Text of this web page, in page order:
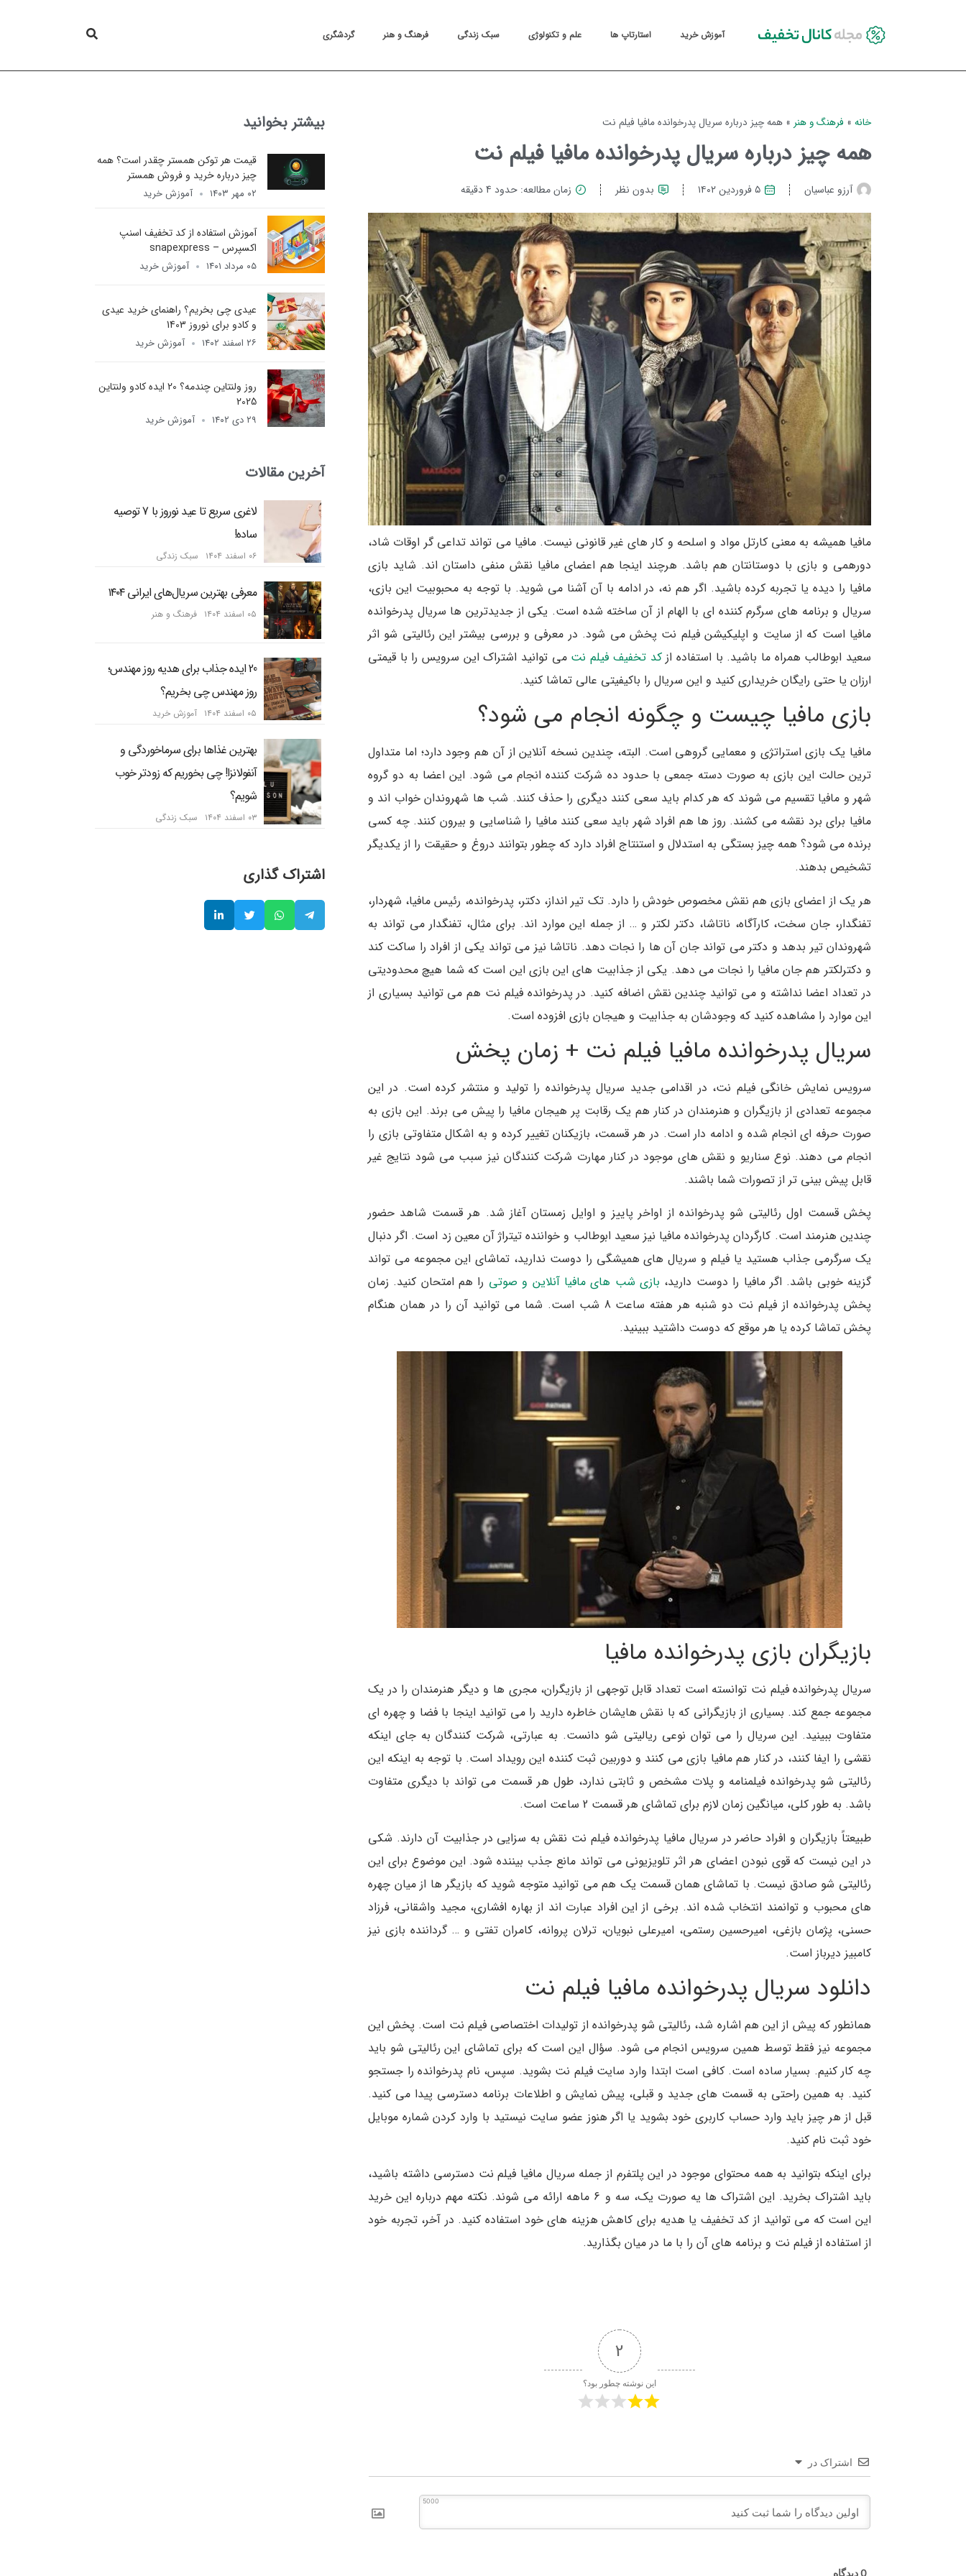
آموزش خرید استارتاپ ها علم و تکنولوژی سبک زندگی فرهنگ و هنر گردشگری
خانه » فرهنگ و هنر » همه چیز درباره سریال پدرخوانده مافیا فیلم نت
همه چیز درباره سریال پدرخوانده مافیا فیلم نت
آرزو عباسیان ۵ فروردین ۱۴۰۲ بدون نظر زمان مطالعه: حدود 4 دقیقه
مافیا همیشه به معنی کارتل مواد و اسلحه و کار های غیر قانونی نیست. مافیا می تواند تداعی گر اوقات شاد،
دورهمی و بازی با دوستانتان هم باشد. هرچند اینجا هم اعضای مافیا نقش منفی داستان اند. شاید بازی
مافیا را دیده یا تجربه کرده باشید. اگر هم نه، در ادامه با آن آشنا می شوید. با توجه به محبوبیت این بازی،
سریال و برنامه های سرگرم کننده ای با الهام از آن ساخته شده است. یکی از جدیدترین ها سریال پدرخوانده
مافیا است که از سایت و اپلیکیشن فیلم نت پخش می شود. در معرفی و بررسی بیشتر این رئالیتی شو اثر
سعید ابوطالب همراه ما باشید. با استفاده ازکد تخفیف فیلم نت می توانید اشتراک این سرویس را با قیمتی
ارزان یا حتی رایگان خریداری کنید و این سریال را باکیفیتی عالی تماشا کنید.
بازی مافیا چیست و چگونه انجام می شود؟
مافیا یک بازی استراتژی و معمایی گروهی است. البته، چندین نسخه آنلاین از آن هم وجود دارد؛ اما متداول
ترین حالت این بازی به صورت دسته جمعی با حدود ده شرکت کننده انجام می شود. این اعضا به دو گروه
شهر و مافیا تقسیم می شوند که هر کدام باید سعی کنند دیگری را حذف کنند. شب ها شهروندان خواب اند و
مافیا برای برد نقشه می کشند. روز ها هم افراد شهر باید سعی کنند مافیا را شناسایی و بیرون کنند. چه کسی
برنده می شود؟ همه چیز بستگی به استدلال و استنتاج افراد دارد که چطور بتوانند دروغ و حقیقت را از یکدیگر
تشخیص بدهند.
هر یک از اعضای بازی هم نقش مخصوص خودش را دارد. تک تیر انداز، دکتر، پدرخوانده، رئیس مافیا، شهردار،
تفنگدار، جان سخت، کارآگاه، ناتاشا، دکتر لکتر و … از جمله این موارد اند. برای مثال، تفنگدار می تواند به
شهروندان تیر بدهد و دکتر می تواند جان آن ها را نجات دهد. ناتاشا نیز می تواند یکی از افراد را ساکت کند
و دکترلکتر هم جان مافیا را نجات می دهد. یکی از جذابیت های این بازی این است که شما هیچ محدودیتی
در تعداد اعضا نداشته و می توانید چندین نقش اضافه کنید. در پدرخوانده فیلم نت هم می توانید بسیاری از
این موارد را مشاهده کنید که وجودشان به جذابیت و هیجان بازی افزوده است.
سریال پدرخوانده مافیا فیلم نت + زمان پخش
سرویس نمایش خانگی فیلم نت، در اقدامی جدید سریال پدرخوانده را تولید و منتشر کرده است. در این
مجموعه تعدادی از بازیگران و هنرمندان در کنار هم یک رقابت پر هیجان مافیا را پیش می برند. این بازی به
صورت حرفه ای انجام شده و ادامه دار است. در هر قسمت، بازیکنان تغییر کرده و به اشکال متفاوتی بازی را
انجام می دهند. نوع سناریو و نقش های موجود در کنار مهارت شرکت کنندگان نیز سبب می شود نتایج غیر
قابل پیش بینی تر از تصورات شما باشند.
پخش قسمت اول رئالیتی شو پدرخوانده از اواخر پاییز و اوایل زمستان آغاز شد. هر قسمت شاهد حضور
چندین هنرمند است. کارگردان پدرخوانده مافیا نیز سعید ابوطالب و خواننده تیتراژ آن معین زد است. اگر دنبال
یک سرگرمی جذاب هستید یا فیلم و سریال های همیشگی را دوست ندارید، تماشای این مجموعه می تواند
گزینه خوبی باشد. اگر مافیا را دوست دارید، بازی شب های مافیا آنلاین و صوتی را هم امتحان کنید. زمان
پخش پدرخوانده از فیلم نت دو شنبه هر هفته ساعت 8 شب است. شما می توانید آن را در همان هنگام
پخش تماشا کرده یا هر موقع که دوست داشتید ببینید.
بازیگران بازی پدرخوانده مافیا
سریال پدرخوانده فیلم نت توانسته است تعداد قابل توجهی از بازیگران، مجری ها و دیگر هنرمندان را در یک
مجموعه جمع کند. بسیاری از بازیگرانی که با نقش هایشان خاطره دارید را می توانید اینجا با فضا و چهره ای
متفاوت ببینید. این سریال را می توان نوعی ریالیتی شو دانست. به عبارتی، شرکت کنندگان به جای اینکه
نقشی را ایفا کنند، در کنار هم مافیا بازی می کنند و دوربین ثبت کننده این رویداد است. با توجه به اینکه این
رئالیتی شو پدرخوانده فیلمنامه و پلات مشخص و ثابتی ندارد، طول هر قسمت می تواند با دیگری متفاوت
باشد. به طور کلی، میانگین زمان لازم برای تماشای هر قسمت 2 ساعت است.
طبیعتاً بازیگران و افراد حاضر در سریال مافیا پدرخوانده فیلم نت نقش به سزایی در جذابیت آن دارند. شکی
در این نیست که قوی نبودن اعضای هر اثر تلویزیونی می تواند مانع جذب بیننده شود. این موضوع برای این
رئالیتی شو صادق نیست. با تماشای همان قسمت یک هم می توانید متوجه شوید که بازیگر ها از میان چهره
های محبوب و توانمند انتخاب شده اند. برخی از این افراد عبارت اند از بهاره افشاری، مجید واشقانی، فرزاد
حسنی، پژمان بازغی، امیرحسین رستمی، امیرعلی نبویان، ترلان پروانه، کامران تفتی و … گرداننده بازی نیز
کامبیز دیرباز است.
دانلود سریال پدرخوانده مافیا فیلم نت
همانطور که پیش از این هم اشاره شد، رئالیتی شو پدرخوانده از تولیدات اختصاصی فیلم نت است. پخش این
مجموعه نیز فقط توسط همین سرویس انجام می شود. سؤال این است که برای تماشای این رئالیتی شو باید
چه کار کنیم. بسیار ساده است. کافی است ابتدا وارد سایت فیلم نت بشوید. سپس، نام پدرخوانده را جستجو
کنید. به همین راحتی به قسمت های جدید و قبلی، پیش نمایش و اطلاعات برنامه دسترسی پیدا می کنید.
قبل از هر چیز باید وارد حساب کاربری خود بشوید یا اگر هنوز عضو سایت نیستید با وارد کردن شماره موبایل
خود ثبت نام کنید.
برای اینکه بتوانید به همه محتوای موجود در این پلتفرم از جمله سریال مافیا فیلم نت دسترسی داشته باشید،
باید اشتراک بخرید. این اشتراک ها یه صورت یک، سه و 6 ماهه ارائه می شوند. نکته مهم درباره این خرید
این است که می توانید از کد تخفیف یا هدیه برای کاهش هزینه های خود استفاده کنید. در آخر، تجربه خود
از استفاده از فیلم نت و برنامه های آن را با ما در میان بگذارید.
2
این نوشته چطور بود؟
اشتراک در
5000
0دیدگاه
بیشتر بخوانید
قیمت هر توکن همستر چقدر است؟ همه
چیز درباره خرید و فروش همستر
۰۲ مهر ۱۴۰۳ آموزش خرید
آموزش استفاده از کد تخفیف اسنپ
اکسپرس – snapexpress
۰۵ مرداد ۱۴۰۱ آموزش خرید
عیدی چی بخریم؟ راهنمای خرید عیدی
و کادو برای نوروز 1403
۲۶ اسفند ۱۴۰۲ آموزش خرید
روز ولنتاین چندمه؟ 20 ایده کادو ولنتاین
2025
۲۹ دی ۱۴۰۲ آموزش خرید
آخرین مقالات
لاغری سریع تا عید نوروز با 7 توصیه
ساده!
۰۶ اسفند ۱۴۰۴ سبک زندگی
معرفی بهترین سریال‌های ایرانی ۱۴۰۴
۰۵ اسفند ۱۴۰۴ فرهنگ و هنر
20 ایده جذاب برای هدیه روز مهندس؛
روز مهندس چی بخریم؟
۰۵ اسفند ۱۴۰۴ آموزش خرید
بهترین غذاها برای سرماخوردگی و
آنفولانزا! چی بخوریم که زودتر خوب
شویم؟
۰۳ اسفند ۱۴۰۴ سبک زندگی
اشتراک گذاری